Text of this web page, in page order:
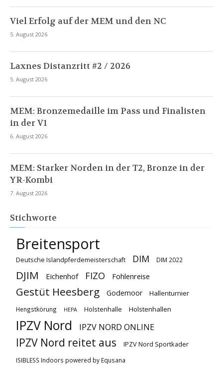
Viel Erfolg auf der MEM und den NC
5. August 2026
Laxnes Distanzritt #2 / 2026
5. August 2026
MEM: Bronzemedaille im Pass und Finalisten
in der V1
6. August 2026
MEM: Starker Norden in der T2, Bronze in der
YR-Kombi
7. August 2026
Stichworte
Breitensport
Deutsche Islandpferdemeisterschaft DIM DIM 2022
DJIM Eichenhof FIZO Fohlenreise
Gestüt Heesberg Godemoor Hallenturnier
Hengstkörung HEPA Holstenhalle Holstenhallen
IPZV Nord IPZV NORD ONLINE
IPZV Nord reitet aus IPZV Nord Sportkader
ISIBLESS Indoors powered by Equsana